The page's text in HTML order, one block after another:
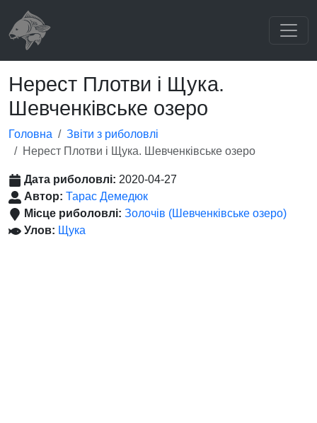
Нерест Плотви і Щука.
Шевченківське озеро
Головна
Звіти з риболовлі
Нерест Плотви і Щука. Шевченківське озеро
Дата риболовлі: 2020-04-27
Автор: Тарас Демедюк
Місце риболовлі: Золочів (Шевченківське озеро)
Улов: Щука